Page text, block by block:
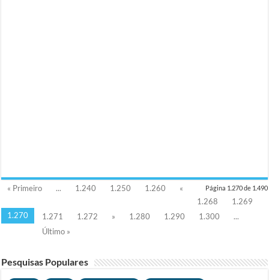
Página 1.270 de 1.490
« Primeiro ... 1.240 1.250 1.260
«
1.268
1.269
1.270
1.271 1.272 » 1.280 1.290 1.300
...
Último »
Pesquisas Populares